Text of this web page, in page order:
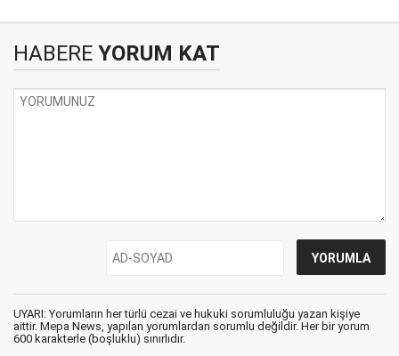
HABERE YORUM KAT
UYARI: Yorumların her türlü cezai ve hukuki sorumluluğu yazan kişiye
aittir. Mepa News, yapılan yorumlardan sorumlu değildir. Her bir yorum
600 karakterle (boşluklu) sınırlıdır.